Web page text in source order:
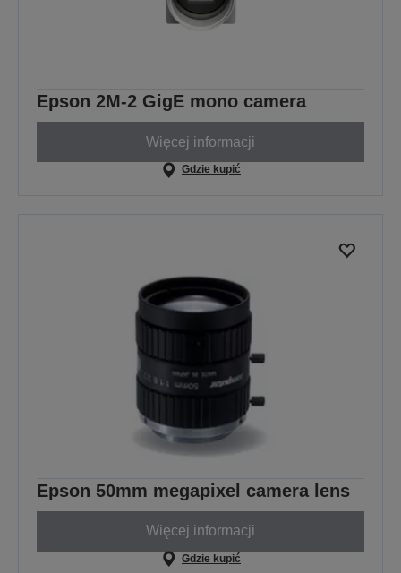
Epson 2M-2 GigE mono camera
Więcej informacji
Gdzie kupić
Epson 50mm megapixel camera lens
Więcej informacji
Gdzie kupić